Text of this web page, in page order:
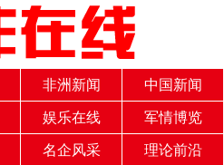
非洲新闻 中国新闻
娱乐在线 军情博览
名企风采 理论前沿